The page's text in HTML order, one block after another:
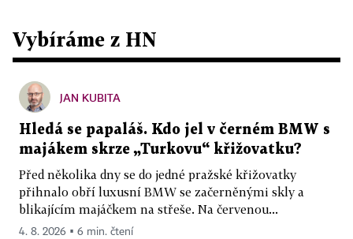
Vybíráme z HN
JAN KUBITA
Hledá se papaláš. Kdo jel v černém BMW s
majákem skrze „Turkovu“ křižovatku?
Před několika dny se do jedné pražské křižovatky
přihnalo obří luxusní BMW se začerněnými skly a
blikajícím majáčkem na střeše. Na červenou...
4. 8. 2026 ▪ 6 min. čtení